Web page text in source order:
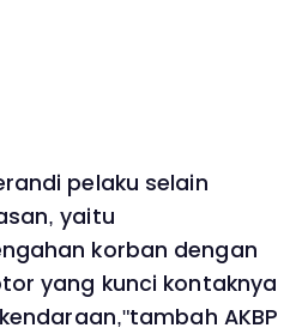
pelaku selain
yaitu
korban dengan
yang kunci kontaknya
AKBP